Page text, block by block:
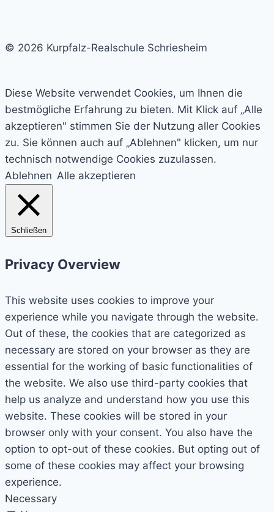
© 2026 Kurpfalz-Realschule Schriesheim
Diese Website verwendet Cookies, um Ihnen die
bestmögliche Erfahrung zu bieten. Mit Klick auf „Alle
akzeptieren" stimmen Sie der Nutzung aller Cookies
zu. Sie können auch auf „Ablehnen" klicken, um nur
technisch notwendige Cookies zuzulassen.
Ablehnen Alle akzeptieren
Schließen
Privacy Overview
This website uses cookies to improve your
experience while you navigate through the website.
Out of these, the cookies that are categorized as
necessary are stored on your browser as they are
essential for the working of basic functionalities of
the website. We also use third-party cookies that
help us analyze and understand how you use this
website. These cookies will be stored in your
browser only with your consent. You also have the
option to opt-out of these cookies. But opting out of
some of these cookies may affect your browsing
experience.
Necessary